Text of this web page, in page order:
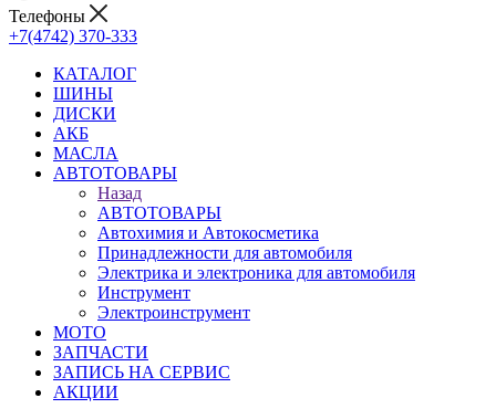
Телефоны
+7(4742) 370-333
КАТАЛОГ
ШИНЫ
ДИСКИ
АКБ
МАСЛА
АВТОТОВАРЫ
Назад
АВТОТОВАРЫ
Автохимия и Автокосметика
Принадлежности для автомобиля
Электрика и электроника для автомобиля
Инструмент
Электроинструмент
МОТО
ЗАПЧАСТИ
ЗАПИСЬ НА СЕРВИС
АКЦИИ